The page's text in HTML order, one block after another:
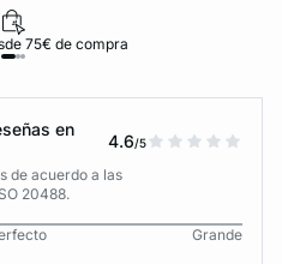
75€ de compra
en
4.6/5
de acuerdo a las
20488.
Grande